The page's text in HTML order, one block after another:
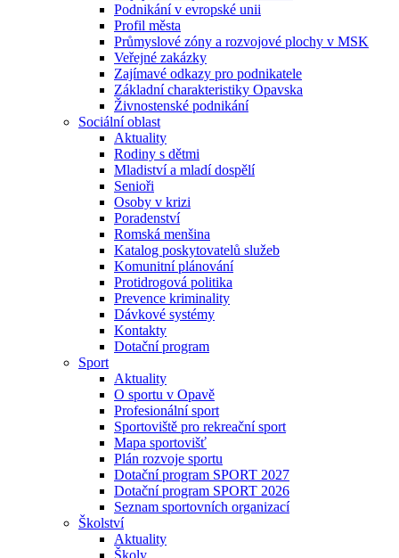
Podnikání v evropské unii
Profil města
Průmyslové zóny a rozvojové plochy v MSK
Veřejné zakázky
Zajímavé odkazy pro podnikatele
Základní charakteristiky Opavska
Živnostenské podnikání
Sociální oblast
Aktuality
Rodiny s dětmi
Mladiství a mladí dospělí
Senioři
Osoby v krizi
Poradenství
Romská menšina
Katalog poskytovatelů služeb
Komunitní plánování
Protidrogová politika
Prevence kriminality
Dávkové systémy
Kontakty
Dotační program
Sport
Aktuality
O sportu v Opavě
Profesionální sport
Sportoviště pro rekreační sport
Mapa sportovišť
Plán rozvoje sportu
Dotační program SPORT 2027
Dotační program SPORT 2026
Seznam sportovních organizací
Školství
Aktuality